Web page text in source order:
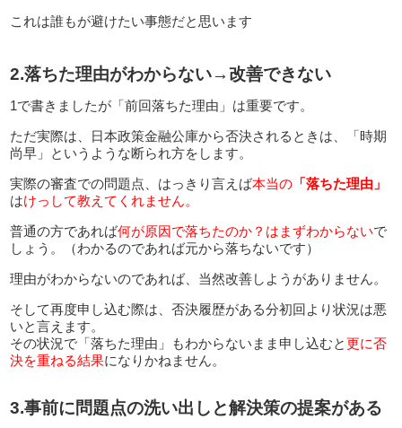
これは誰もが避けたい事態だと思います
2.落ちた理由がわからない→改善できない
1で書きましたが「前回落ちた理由」は重要です。
ただ実際は、日本政策金融公庫から否決されるときは、「時期
尚早」というような断られ方をします。
実際の審査での問題点、はっきり言えば本当の 「落ちた理由」
はけっして教えてくれません。
普通の方であれば何が原因で落ちたのか？はまずわからないで
しょう。（わかるのであれば元から落ちないです）
理由がわからないのであれば、当然改善しようがありません。
そして再度申し込む際は、否決履歴がある分初回より状況は悪
いと言えます。
その状況で「落ちた理由」もわからないまま申し込むと更に否
決を重ねる結果になりかねません。
3.事前に問題点の洗い出しと解決策の提案がある